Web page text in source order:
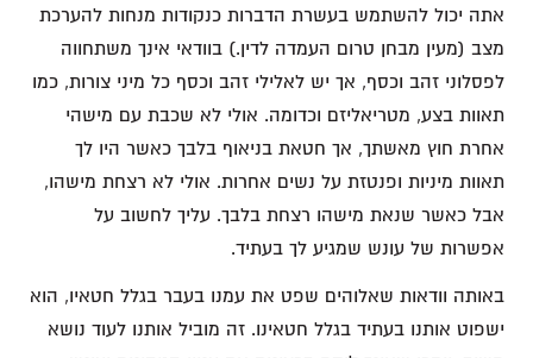
אתה יכול להשתמש בעשרת הדברות כנקודות מנחות להערכת
מצב (מעין מבחן טרום העמדה לדין.) בוודאי אינך משתחווה
לפסלוני זהב וכסף, אך יש לאלילי זהב וכסף כל מיני צורות, כמו
תאוות בצע, מטריאליזם וכדומה. אולי לא שכבת עם מישהי
אחרת חוץ מאשתך, אך חטאת בניאוף בלבך כאשר היו לך
תאוות מיניות ופנטזת על נשים אחרות. אולי לא רצחת מישהו,
אבל כאשר שנאת מישהו רצחת בלבך. עליך לחשוב על
אפשרות של עונש שמגיע לך בעתיד.
באותה וודאות שאלוהים שפט את עמנו בעבר בגלל חטאיו, הוא
ישפוט אותנו בעתיד בגלל חטאינו. זה מוביל אותנו לעוד נושא